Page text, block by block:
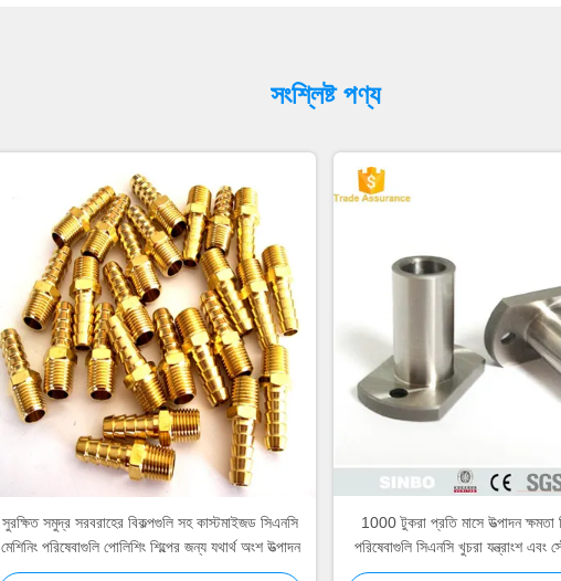
সংশ্লিষ্ট পণ্য
সুরক্ষিত সমুদ্র সরবরাহের বিকল্পগুলি সহ কাস্টমাইজড সিএনসি
মেশিনিং পরিষেবাগুলি পোলিশিং শিল্পের জন্য যথার্থ অংশ উত্পাদন
1000 টুকরা প্রতি মাসে উত্পাদন ক্ষমতা
পরিষেবাগুলি সিএনসি খুচরা যন্ত্রাংশ এবং
সহ গৃহীত